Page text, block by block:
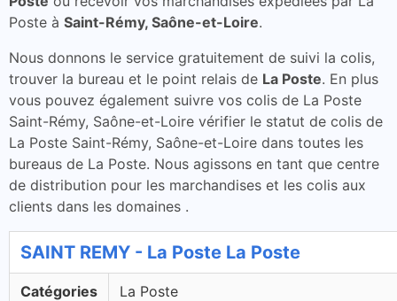
Poste à Saint-Rémy, Saône-et-Loire.
Nous donnons le service gratuitement de suivi la colis,
trouver la bureau et le point relais de La Poste. En plus
vous pouvez également suivre vos colis de La Poste
Saint-Rémy, Saône-et-Loire vérifier le statut de colis de
La Poste Saint-Rémy, Saône-et-Loire dans toutes les
bureaus de La Poste. Nous agissons en tant que centre
de distribution pour les marchandises et les colis aux
clients dans les domaines .
SAINT REMY - La Poste La Poste
Catégories La Poste